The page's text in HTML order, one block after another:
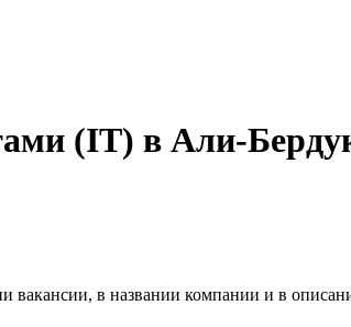
(IT) в Али-
вакансии, в названии компании и в